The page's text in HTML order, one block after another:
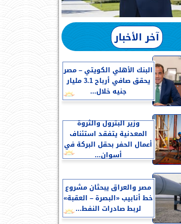
آخر الأخبار
البنك الأهلي الكويتي – مصر
يحقق صافي أرباح 3.1 مليار
جنيه خلال...
وزير البترول والثروة
المعدنية يتفقد استئناف
أعمال الحفر بحقل البركة في
أسوان...
مصر والعراق يبحثان مشروع
خط أنابيب «البصرة – العقبة»
لربط صادرات النفط...